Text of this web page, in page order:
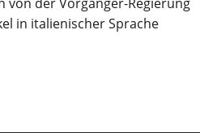
in italienischer Sprache